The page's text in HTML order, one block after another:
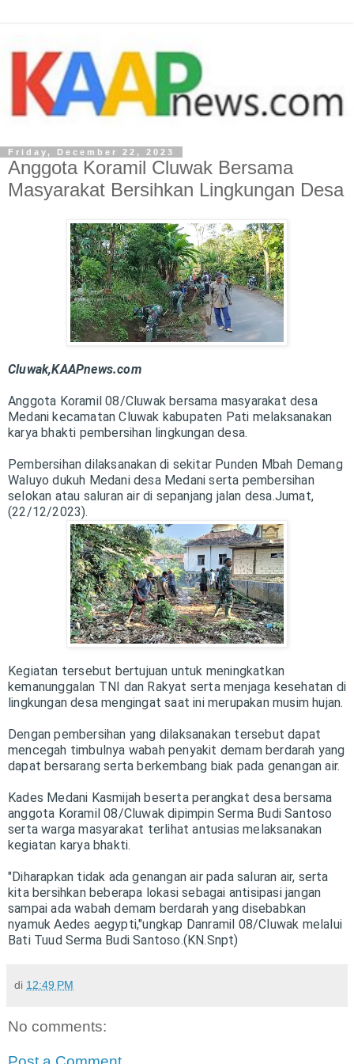
Friday, December 22, 2023
Anggota Koramil Cluwak Bersama
Masyarakat Bersihkan Lingkungan Desa
Cluwak,KAAPnews.com
Anggota Koramil 08/Cluwak bersama masyarakat desa
Medani kecamatan Cluwak kabupaten Pati melaksanakan
karya bhakti pembersihan lingkungan desa.
Pembersihan dilaksanakan di sekitar Punden Mbah Demang
Waluyo dukuh Medani desa Medani serta pembersihan
selokan atau saluran air di sepanjang jalan desa.Jumat,
(22/12/2023).
Kegiatan tersebut bertujuan untuk meningkatkan
kemanunggalan TNI dan Rakyat serta menjaga kesehatan di
lingkungan desa mengingat saat ini merupakan musim hujan.
Dengan pembersihan yang dilaksanakan tersebut dapat
mencegah timbulnya wabah penyakit demam berdarah yang
dapat bersarang serta berkembang biak pada genangan air.
Kades Medani Kasmijah beserta perangkat desa bersama
anggota Koramil 08/Cluwak dipimpin Serma Budi Santoso
serta warga masyarakat terlihat antusias melaksanakan
kegiatan karya bhakti.
"Diharapkan tidak ada genangan air pada saluran air, serta
kita bersihkan beberapa lokasi sebagai antisipasi jangan
sampai ada wabah demam berdarah yang disebabkan
nyamuk Aedes aegypti,"ungkap Danramil 08/Cluwak melalui
Bati Tuud Serma Budi Santoso.(KN.Snpt)
di 12:49 PM
No comments: